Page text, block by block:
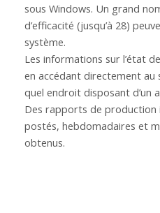
sous Windows. Un grand
d’efficacité (jusqu’à 28)
système.
Les informations sur l’état
en accédant directement au
quel endroit disposant d’un
Des rapports de production
postés, hebdomadaires et
obtenus.